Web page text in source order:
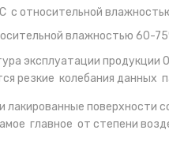
с относительной
влажностью 60-
эксплуатации продукции
резкие колебания данных
лакированные поверхности
главное от степени